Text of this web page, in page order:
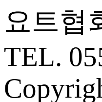
요트협
TEL.